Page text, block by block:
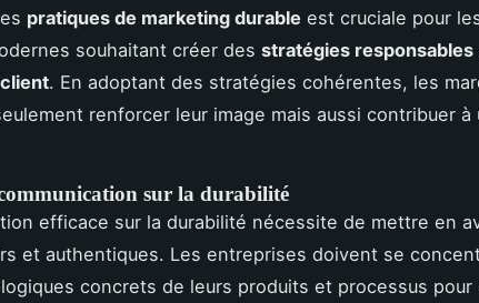
pratiques de marketing durable est cruciale pour
souhaitant créer des stratégies responsables
. En adoptant des stratégies cohérentes, les
renforcer leur image mais aussi contribuer à
sur la durabilité
efficace sur la durabilité nécessite de mettre en
et authentiques. Les entreprises doivent se
concrets de leurs produits et processus pour